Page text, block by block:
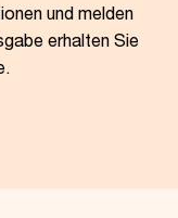
und melden
erhalten Sie